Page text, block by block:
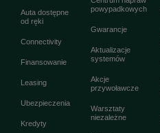
Auta dostępne
od ręki
Connectivity
Finansowanie
Leasing
Ubezpieczenia
Kredyty
powypadkowych
Gwarancje
Aktualizacje
systemów
Akcje
przywoławcze
Warsztaty
niezależne